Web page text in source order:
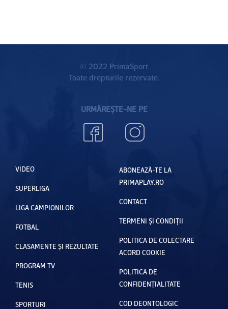
© 2022 PrimaSport
Toate drepturile rezervate.
URMĂREȘTE-NE PE
VIDEO
SUPERLIGA
LIGA CAMPIONILOR
FOTBAL
CLASAMENTE ȘI REZULTATE
PROGRAM TV
TENIS
SPORTURI
ABONEAZĂ-TE LA
PRIMAPLAY.RO
CONTACT
TERMENI ȘI CONDIȚII
POLITICA DE COLECTARE
ACORD COOKIE
POLITICA DE
CONFIDENȚIALITATE
COD DEONTOLOGIC